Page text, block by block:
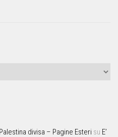
divisa – Pagine Esteri su E’